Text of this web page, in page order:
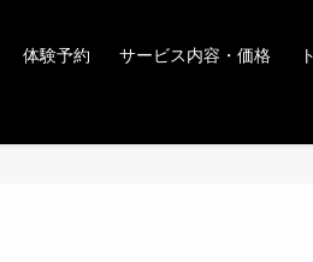
体験予約 サービス内容・価格